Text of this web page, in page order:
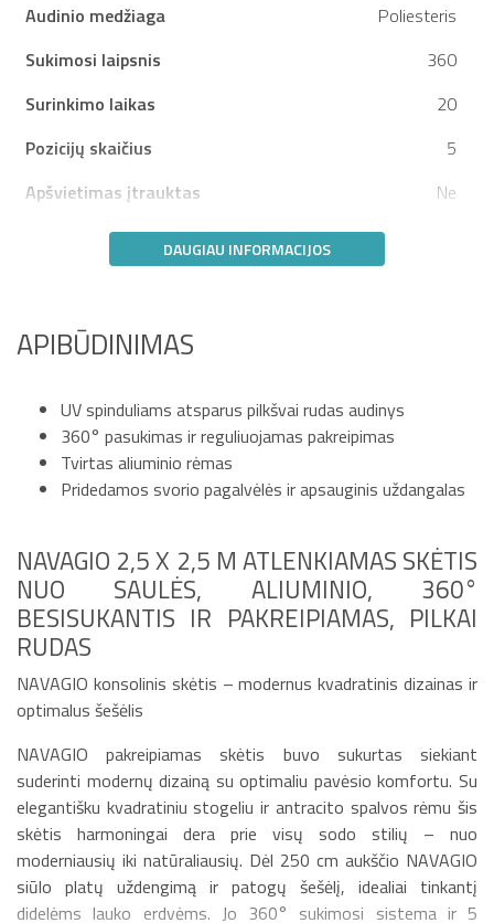
Audinio medžiaga
Poliesteris
Sukimosi laipsnis
360
Surinkimo laikas
20
Pozicijų skaičius
5
Apšvietimas įtrauktas
Ne
DAUGIAU INFORMACIJOS
APIBŪDINIMAS
UV spinduliams atsparus pilkšvai rudas audinys
360° pasukimas ir reguliuojamas pakreipimas
Tvirtas aliuminio rėmas
Pridedamos svorio pagalvėlės ir apsauginis uždangalas
NAVAGIO 2,5 X 2,5 M ATLENKIAMAS SKĖTIS
NUO SAULĖS, ALIUMINIO, 360°
BESISUKANTIS IR PAKREIPIAMAS, PILKAI
RUDAS
NAVAGIO konsolinis skėtis – modernus kvadratinis dizainas ir
optimalus šešėlis
NAVAGIO pakreipiamas skėtis buvo sukurtas siekiant
suderinti modernų dizainą su optimaliu pavėsio komfortu. Su
elegantišku kvadratiniu stogeliu ir antracito spalvos rėmu šis
skėtis harmoningai dera prie visų sodo stilių – nuo
moderniausių iki natūraliausių. Dėl 250 cm aukščio NAVAGIO
siūlo platų uždengimą ir patogų šešėlį, idealiai tinkantį
didelėms lauko erdvėms. Jo 360° sukimosi sistema ir 5